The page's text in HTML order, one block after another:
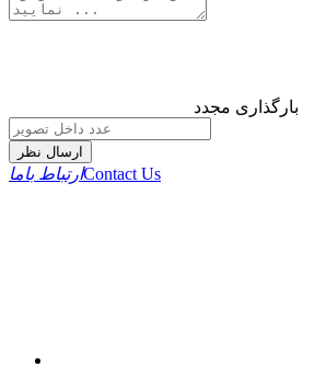
بارگذاری مجدد
ارسال نظر
ارتباط باماContact Us